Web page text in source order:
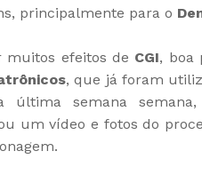
principalmente para o
muitos efeitos de CGI, boa
, que já foram
última semana
um vídeo e fotos do